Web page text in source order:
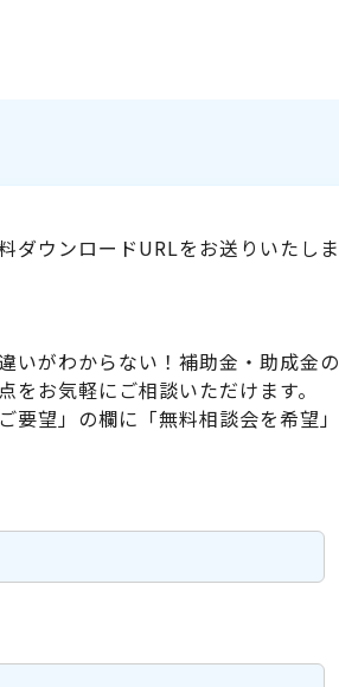
ダウンロードURLをお送りいたしま
いがわからない！補助金・助成金の
お気軽にご相談いただけます。
望」の欄に「無料相談会を希望」